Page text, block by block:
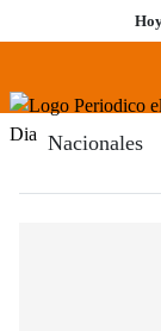
al
Menú
Nacionales